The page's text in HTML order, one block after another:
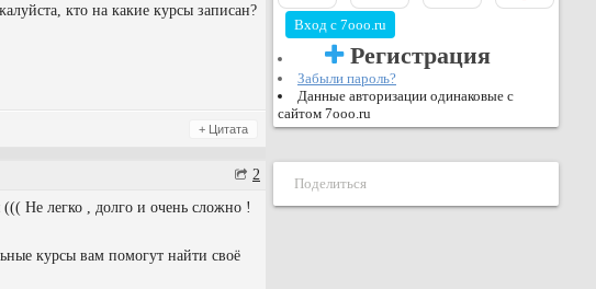
кто на какие курсы записан?
+ Цитата
2
Не легко , долго и очень сложно !
курсы вам помогут найти своё
Вход с 7ooo.ru
Регистрация
Забыли пароль?
Данные авторизации одинаковые с
сайтом 7ooo.ru
Поделиться